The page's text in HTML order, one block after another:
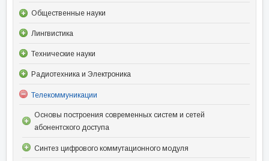
Общественные науки
Лингвистика
Технические науки
Радиотехника и Электроника
Телекоммуникации
Основы построения современных систем и сетей
абонентского доступа
Синтез цифрового коммутационного модуля